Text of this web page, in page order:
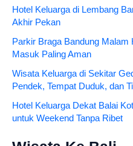
Hotel Keluarga di Lembang
Akhir Pekan
Parkir Braga Bandung Malam
Masuk Paling Aman
Wisata Keluarga di Sekitar
Pendek, Tempat Duduk, dan
Hotel Keluarga Dekat Balai
untuk Weekend Tanpa Ribet